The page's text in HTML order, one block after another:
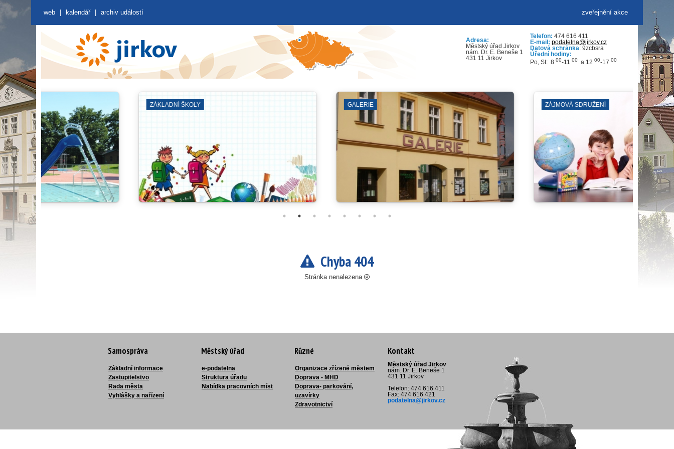
zveřejnění akce
web kalendář archiv událostí
Adresa:
Městský úřad Jirkov
nám. Dr. E. Beneše 1
431 11 Jirkov
Telefon: 474 616 411
E-mail: podatelna@jirkov.cz
Datová schránka: 9zcbsra
Úřední hodiny:
Po, St: 8 00-11 00 a 12 00-17 00
ZÁJMOVÁ SDRUŽENÍ DOPRAVA MĚSTSKÁ VĚŽ A SKLEPY
Chyba 404
Stránka nenalezena
Samospráva
Základní informace
Zastupitelstvo
Rada města
Vyhlášky a nařízení
Městský úřad
e-podatelna
Struktura úřadu
Nabídka pracovních míst
Různé
Organizace zřízené městem
Doprava - MHD
Doprava- parkování,
uzavírky
Zdravotnictví
Kontakt
Městský úřad Jirkov
nám. Dr. E. Beneše 1
431 11 Jirkov
Telefon: 474 616 411
Fax: 474 616 421
podatelna@jirkov.cz